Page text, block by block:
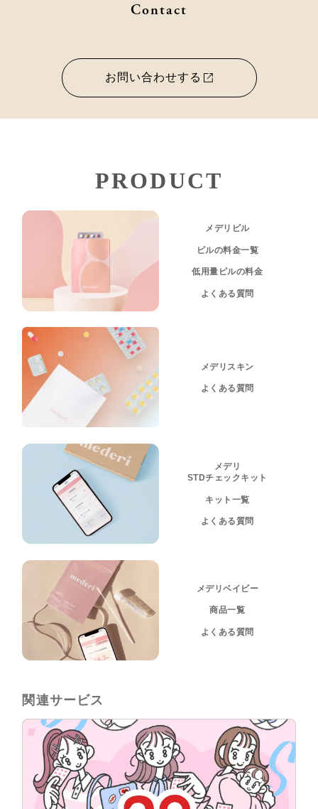
Contact
お問い合わせする
PRODUCT
メデリピル
ピルの料金一覧
低用量ピルの料金
よくある質問
メデリスキン
よくある質問
メデリ
STDチェックキット
キット一覧
よくある質問
メデリベイビー
商品一覧
よくある質問
関連サービス